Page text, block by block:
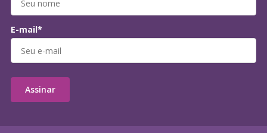
E-mail*
Assinar